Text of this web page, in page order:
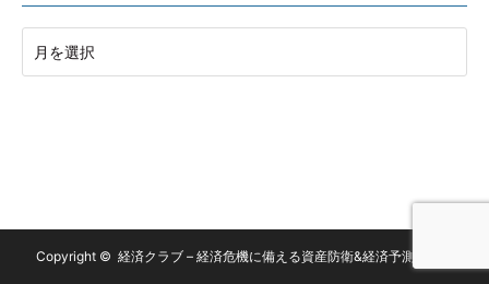
Copyright © 経済クラブ – 経済危機に備える資産防衛&経済予測サイト